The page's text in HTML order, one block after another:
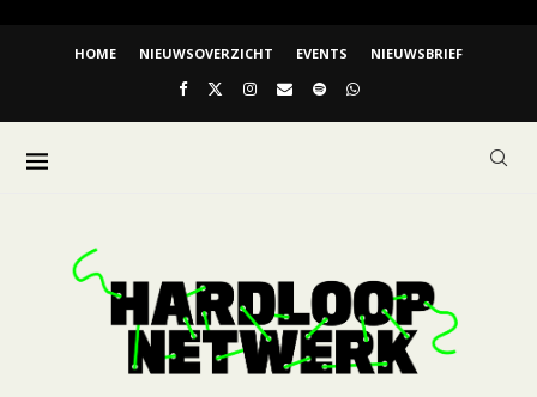
HOME NIEUWSOVERZICHT EVENTS NIEUWSBRIEF